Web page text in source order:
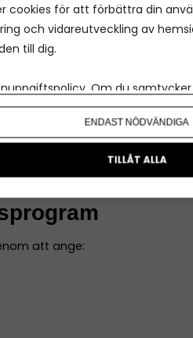
fakturor löst – de ska in i
kan både ta emot digitala
in kvitton och fysiska
allt i programmet direkt.
händelse i
att ange:
cookies för att förbättra din
och vidareutveckling av
till dig.
. Om du
val i efterhand hittar du den
ENDAST NÖDVÄNDIGA
TILLÅT ALLA